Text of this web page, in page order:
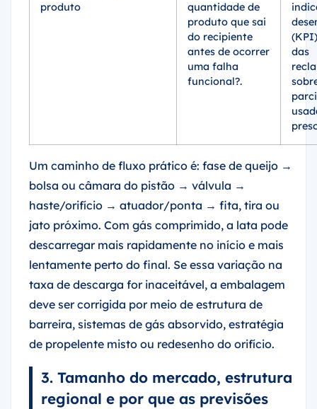
produto
quantidade de
produto que sai
do recipiente
antes de ocorrer
uma falha
funcional?.
das
Um caminho de fluxo prático é: fase de queijo →
bolsa ou câmara do pistão → válvula →
haste/orifício → atuador/ponta → fita, tira ou
jato próximo. Com gás comprimido, a lata pode
descarregar mais rapidamente no início e mais
lentamente perto do final. Se essa variação na
taxa de descarga for inaceitável, a embalagem
deve ser corrigida por meio de estrutura de
barreira, sistemas de gás absorvido, estratégia
de propelente misto ou redesenho do orifício.
3. Tamanho do mercado, estrutura
regional e por que as previsões